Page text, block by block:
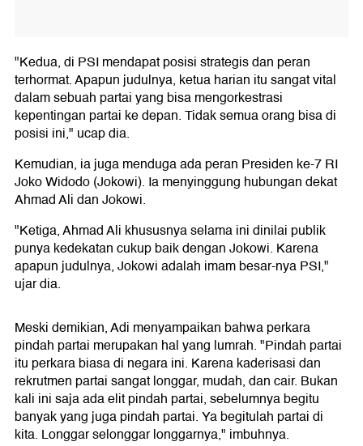
"Kedua, di PSI mendapat posisi strategis dan peran
terhormat. Apapun judulnya, ketua harian itu sangat vital
dalam sebuah partai yang bisa mengorkestrasi
kepentingan partai ke depan. Tidak semua orang bisa di
posisi ini," ucap dia.
Kemudian, ia juga menduga ada peran Presiden ke-7 RI
Joko Widodo (Jokowi). Ia menyinggung hubungan dekat
Ahmad Ali dan Jokowi.
"Ketiga, Ahmad Ali khususnya selama ini dinilai publik
punya kedekatan cukup baik dengan Jokowi. Karena
apapun judulnya, Jokowi adalah imam besar-nya PSI,"
ujar dia.
Meski demikian, Adi menyampaikan bahwa perkara
pindah partai merupakan hal yang lumrah. "Pindah partai
itu perkara biasa di negara ini. Karena kaderisasi dan
rekrutmen partai sangat longgar, mudah, dan cair. Bukan
kali ini saja ada elit pindah partai, sebelumnya begitu
banyak yang juga pindah partai. Ya begitulah partai di
kita. Longgar selonggar longgarnya," imbuhnya.